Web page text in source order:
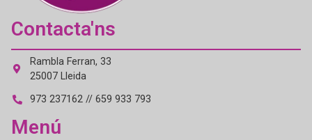
Contacta'ns
Rambla Ferran, 33
25007 Lleida
973 237162 // 659 933 793
Menú